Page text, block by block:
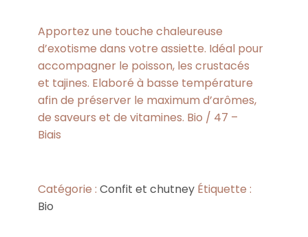
Apportez une touche chaleureuse
d’exotisme dans votre assiette. Idéal pour
accompagner le poisson, les crustacés
et tajines. Elaboré à basse température
afin de préserver le maximum d’arômes,
de saveurs et de vitamines. Bio / 47 –
Biais
Catégorie : Confit et chutney Étiquette :
Bio